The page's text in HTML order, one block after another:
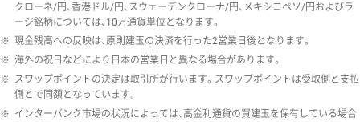
クローネ/円、香港ドル/円、スウェーデンクローナ/円、メキシコペソ/円およびラ
ージ銘柄については、10万通貨単位となります。
※ 現金残高への反映は、原則建玉の決済を行った2営業日後となります。
※ 海外の祝日などにより日本の営業日と異なる場合があります。
※ スワップポイントの決定は取引所が行います。スワップポイントは受取側と支払
側とで同額となっています。
※ インターバンク市場の状況によっては、高金利通貨の買建玉を保有している場合